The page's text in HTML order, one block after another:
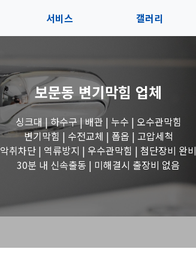
서비스
블로그
갤러리
수도꼭지 작업
세면대 작업
변기 작업
보문동 변기막힘 업체
싱크대 | 하수구 | 배관 | 누수 | 오수관막힘
변기막힘 | 수전교체 | 폽옵 | 고압세척
악취차단 | 역류방지 | 우수관막힘 | 첨단장비 완비
30분 내 신속출동 | 미해결시 출장비 없음